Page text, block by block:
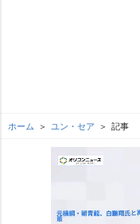
ホーム ユン・セア 記事